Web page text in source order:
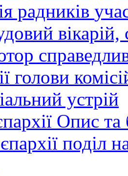
радників
вікарій,
голови
устрій
Опис та
поділ